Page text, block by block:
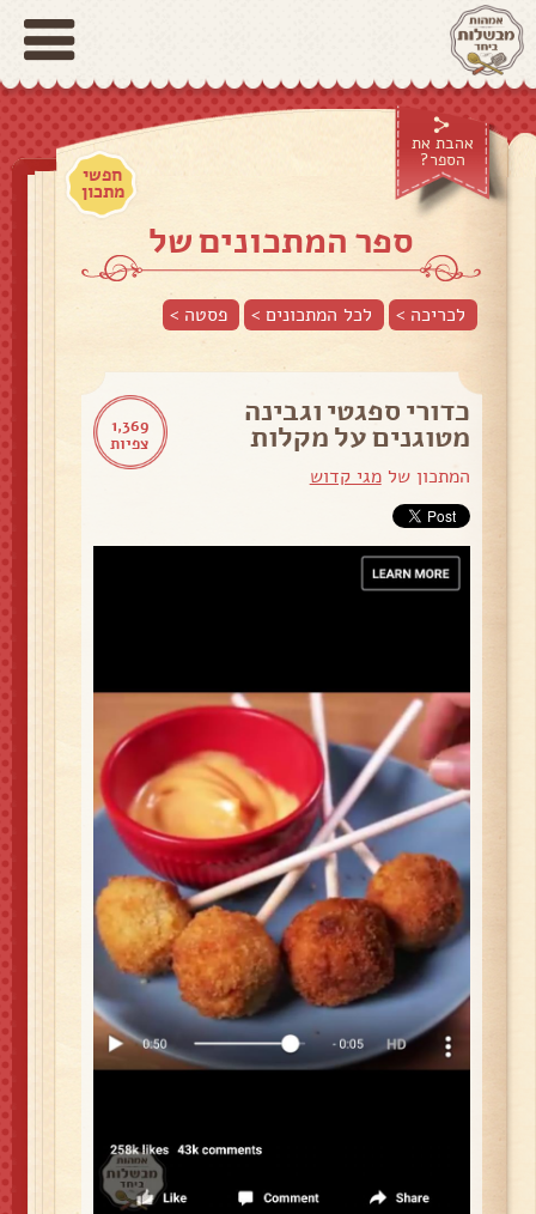
אהבת את
הספר?
חפשי
מתכון
ספר המתכונים של
לכריכה > לכל המתכונים > פסטה >
1,369
צפיות
כדורי ספגטי וגבינה
מטוגנים על מקלות
המתכון שלמגי קדוש